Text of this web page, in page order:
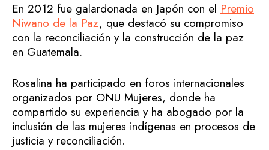
En 2012 fue galardonada en Japón con el Premio
Niwano de la Paz, que destacó su compromiso
con la reconciliación y la construcción de la paz
en Guatemala.
Rosalina ha participado en foros internacionales
organizados por ONU Mujeres, donde ha
compartido su experiencia y ha abogado por la
inclusión de las mujeres indígenas en procesos de
justicia y reconciliación.